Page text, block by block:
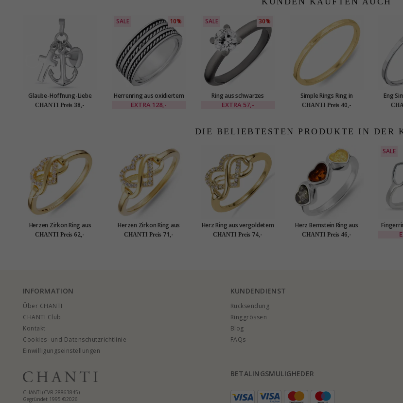
Glaube-Hoffnung-Liebe
Anhänger aus Silber
CHANTI Preis 38,-
SALE 10%
Herrenring aus oxidiertem
Sterlingsilber
EXTRA 128,-
SALE 30%
Ring aus schwarzes
rhodiniertes Silber
EXTRA 57,-
Simple Rings Ring in
vergoldetem Sterlingsilber
CHANTI Preis 40,-
Eng
DIE BELIEBTESTEN PRODUKTE IN DER
Herzen Zirkon Ring aus
vergoldetem Sterlingsilber
CHANTI Preis 62,-
Herzen Zirkon Ring aus
vergoldetem Sterlingsilber
CHANTI Preis 71,-
Herz Ring aus vergoldetem
Sterlingsilber
CHANTI Preis 74,-
Herz Bernstein Ring aus
Silber
CHANTI Preis 46,-
SALE
INFORMATION
Über CHANTI
CHANTI Club
Kontakt
Cookies- und Datenschutzrichtlinie
Einwilligungseinstellungen
KUNDENDIENST
Rucksendung
Ringgrössen
Blog
FAQs
CHANTI (CVR 28863845)
Gegründet 1995 ©2026
BETALINGSMULIGHEDER